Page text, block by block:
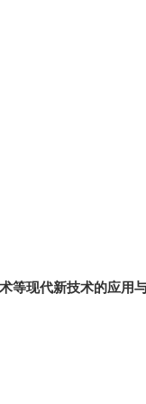
等现代新技术的应用